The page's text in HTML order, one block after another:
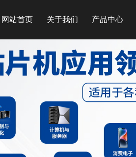
网站首页 关于我们 产品中心